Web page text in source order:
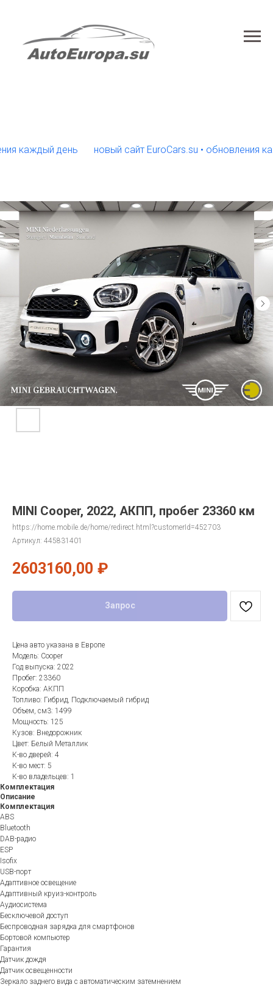
день новый сайт EuroCars.su • обновления каждый
MINI Cooper, 2022, АКПП, пробег 23360 км
https://home.mobile.de/home/redirect.html?customerId=452703
Артикул: 445831401
2603160,00 ₽
Запрос
Цена авто указана в Европе
Модель: Cooper
Год выпуска: 2022
Пробег: 23360
Коробка: АКПП
Топливо: Гибрид, Подключаемый гибрид
Объем, см3: 1499
Мощность: 125
Кузов: Внедорожник
Цвет: Белый Металлик
К-во дверей: 4
К-во мест: 5
К-во владельцев: 1
Комплектация
Описание
Комплектация
ABS
Bluetooth
DAB-радио
ESP
Isofix
USB-порт
Адаптивное освещение
Адаптивный круиз-контроль
Аудиосистема
Бесключевой доступ
Беспроводная зарядка для смартфонов
Бортовой компьютер
Гарантия
Датчик дождя
Датчик освещенности
Зеркало заднего вида с автоматическим затемнением